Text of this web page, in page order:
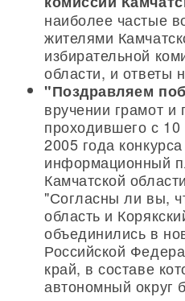
наиболее частые
жителями
избирательной
области, и ответы
"Поздравляем
вручении грамот
проходившего с
2005 года
информационный
Камчатской
"Согласны ли вы,
область и
объединились в
Российской
край, в составе
автономный округ